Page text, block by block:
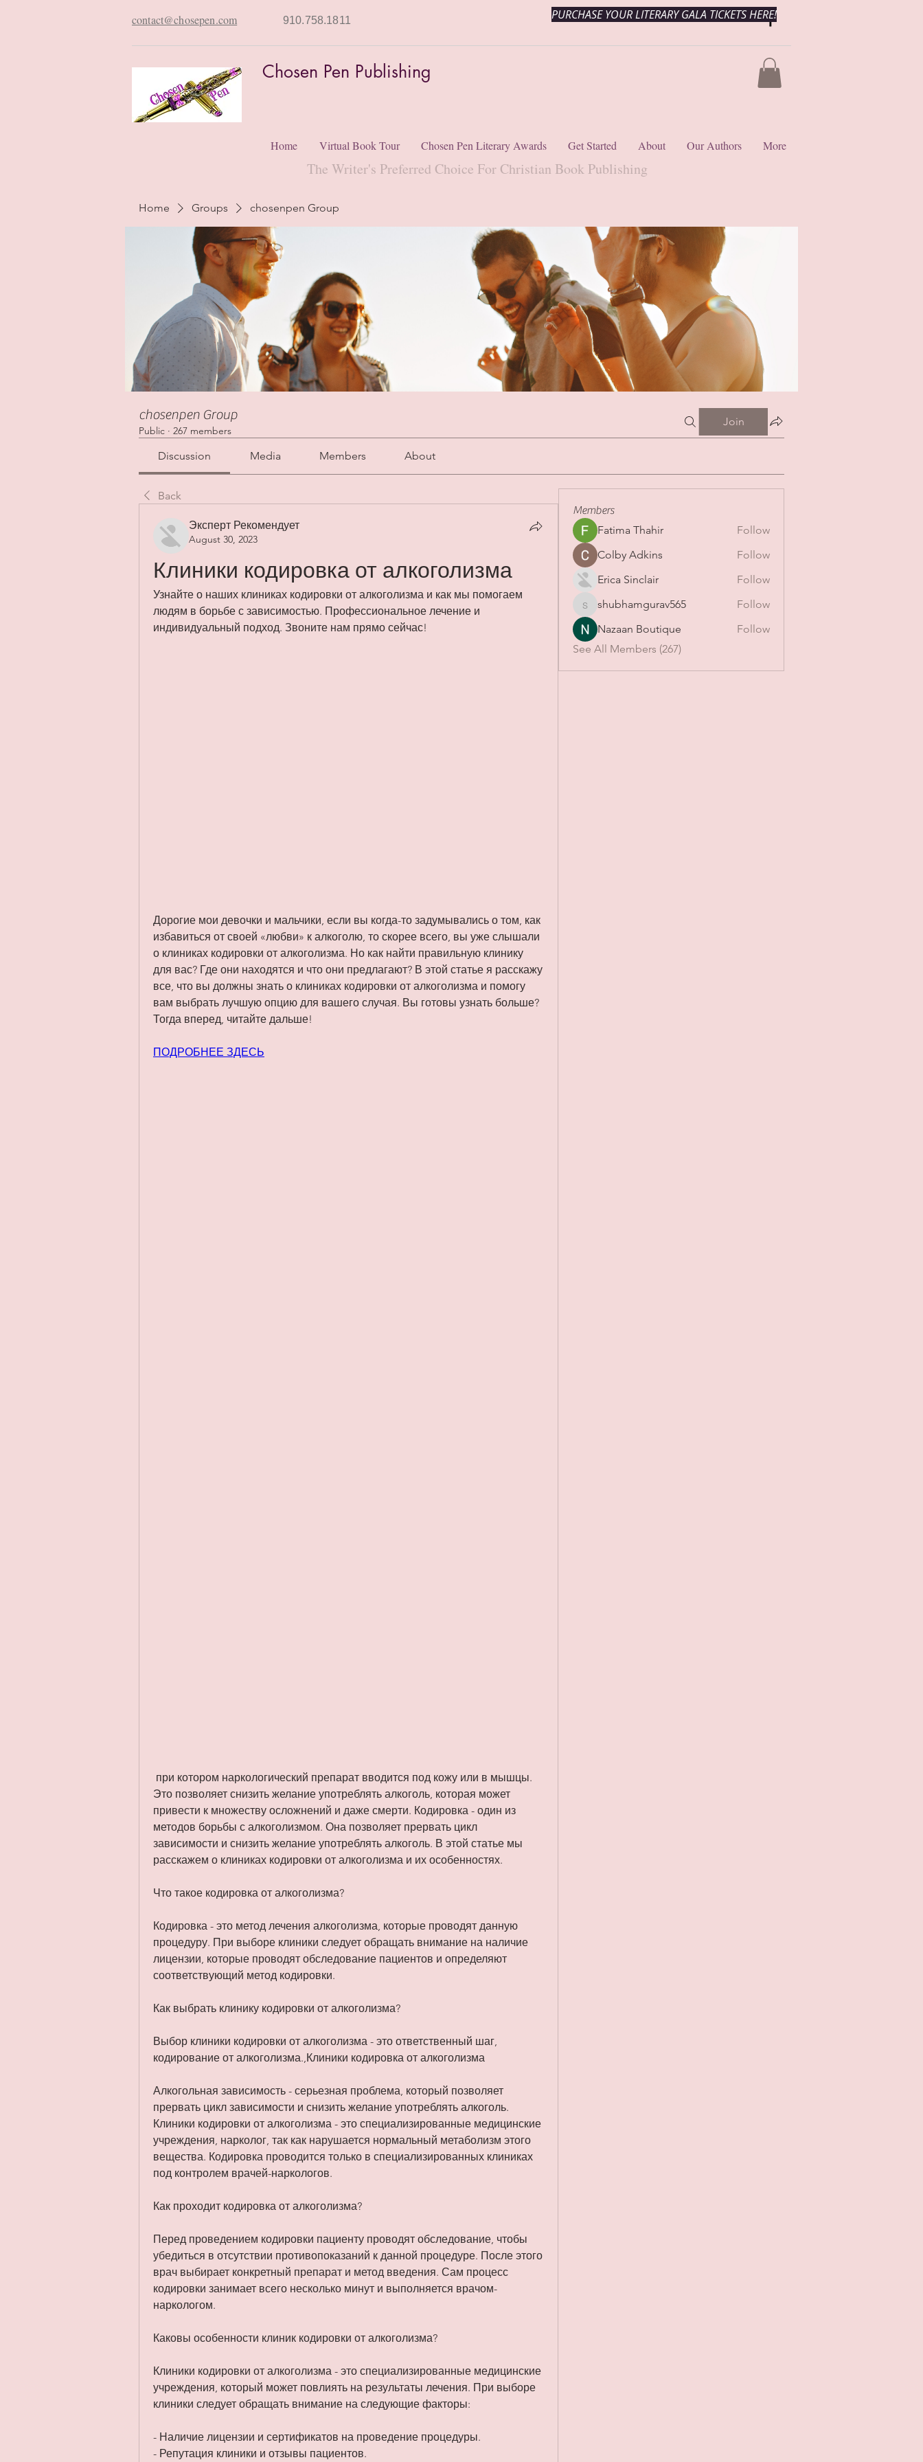
Chosen Pen Publishing
contact@chosepen.com 910.758.1811 PURCHASE YOUR LITERARY GALA TICKETS HERE!
Home Virtual Book Tour Chosen Pen Literary Awards Get Started About Our Authors More
The Writer's Preferred Choice For Christian Book Publishing
Home Groups chosenpen Group
chosenpen Group
Public · 267 members
Join
Discussion Media Members About
Back
Эксперт Рекомендует
August 30, 2023
Клиники кодировка от алкоголизма
Узнайте о наших клиниках кодировки от алкоголизма и как мы помогаем
людям в борьбе с зависимостью. Профессиональное лечение и
индивидуальный подход. Звоните нам прямо сейчас!
Дорогие мои девочки и мальчики, если вы когда-то задумывались о том, как
избавиться от своей «любви» к алкоголю, то скорее всего, вы уже слышали
о клиниках кодировки от алкоголизма. Но как найти правильную клинику
для вас? Где они находятся и что они предлагают? В этой статье я расскажу
все, что вы должны знать о клиниках кодировки от алкоголизма и помогу
вам выбрать лучшую опцию для вашего случая. Вы готовы узнать больше?
Тогда вперед, читайте дальше!
ПОДРОБНЕЕ ЗДЕСЬ
Это позволяет снизить желание употреблять алкоголь, которая может
привести к множеству осложнений и даже смерти. Кодировка - один из
методов борьбы с алкоголизмом. Она позволяет прервать цикл
зависимости и снизить желание употреблять алкоголь. В этой статье мы
расскажем о клиниках кодировки от алкоголизма и их особенностях.
Что такое кодировка от алкоголизма?
Кодировка - это метод лечения алкоголизма, которые проводят данную
процедуру. При выборе клиники следует обращать внимание на наличие
лицензии, которые проводят обследование пациентов и определяют
соответствующий метод кодировки.
Как выбрать клинику кодировки от алкоголизма?
Выбор клиники кодировки от алкоголизма - это ответственный шаг,
кодирование от алкоголизма.,Клиники кодировка от алкоголизма
Алкогольная зависимость - серьезная проблема, который позволяет
прервать цикл зависимости и снизить желание употреблять алкоголь.
Клиники кодировки от алкоголизма - это специализированные медицинские
учреждения, нарколог, так как нарушается нормальный метаболизм этого
вещества. Кодировка проводится только в специализированных клиниках
под контролем врачей-наркологов.
Как проходит кодировка от алкоголизма?
Перед проведением кодировки пациенту проводят обследование, чтобы
убедиться в отсутствии противопоказаний к данной процедуре. После этого
врач выбирает конкретный препарат и метод введения. Сам процесс
кодировки занимает всего несколько минут и выполняется врачом-
наркологом.
Каковы особенности клиник кодировки от алкоголизма?
Клиники кодировки от алкоголизма - это специализированные медицинские
учреждения, который может повлиять на результаты лечения. При выборе
клиники следует обращать внимание на следующие факторы:
- Наличие лицензии и сертификатов на проведение процедуры.
- Репутация клиники и отзывы пациентов.
Members
Fatima Thahir
Follow
Colby Adkins
Follow
Erica Sinclair
Follow
shubhamgurav565
shubhamgurav565
Follow
Nazaan Boutique
Follow
See All Members (267)